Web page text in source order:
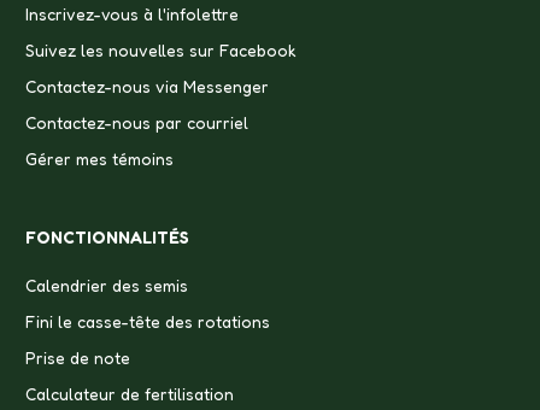
Inscrivez-vous à l'infolettre
Suivez les nouvelles sur Facebook
Contactez-nous via Messenger
Contactez-nous par courriel
Gérer mes témoins
FONCTIONNALITÉS
Calendrier des semis
Fini le casse-tête des rotations
Prise de note
Calculateur de fertilisation